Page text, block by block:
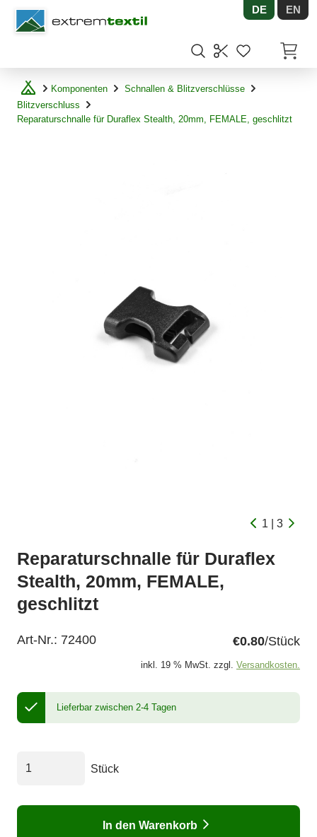
Shopware DE EN
Komponenten
Schnallen & Blitzverschlüsse
Blitzverschluss
Reparaturschnalle für Duraflex Stealth, 20mm, FEMALE, geschlitzt
1 | 3
Reparaturschnalle für Duraflex
Stealth, 20mm, FEMALE,
geschlitzt
Art-Nr.: 72400 €0.80/Stück
inkl. 19 % MwSt. zzgl. Versandkosten.
Lieferbar zwischen 2-4 Tagen
Stück
In den Warenkorb